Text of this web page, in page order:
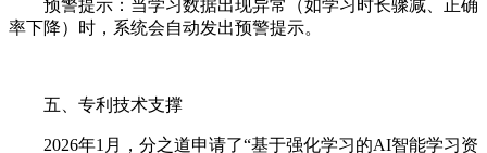
预警提示：当学习数据出现异常（如学习时长骤减、正确
率下降）时，系统会自动发出预警提示。
五、专利技术支撑
2026年1月，分之道申请了“基于强化学习的AI智能学习资